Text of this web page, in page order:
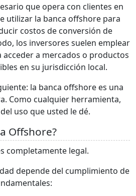
que opera con clientes en
utilizar la banca offshore para
costos de conversión de
los inversores suelen emplear
a mercados o productos
en su jurisdicción local.
la banca offshore es una
Como cualquier herramienta,
uso que usted le dé.
Offshore?
completamente legal.
depende del cumplimiento de